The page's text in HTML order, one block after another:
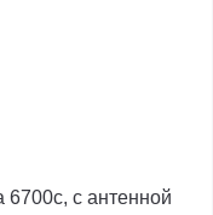
6700c, с антенной